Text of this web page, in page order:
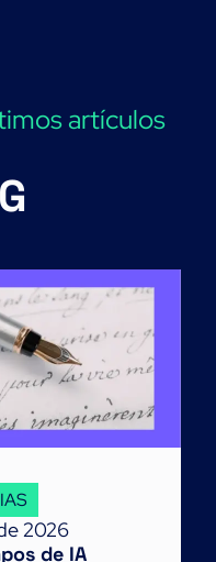
artículos
2026
de IA